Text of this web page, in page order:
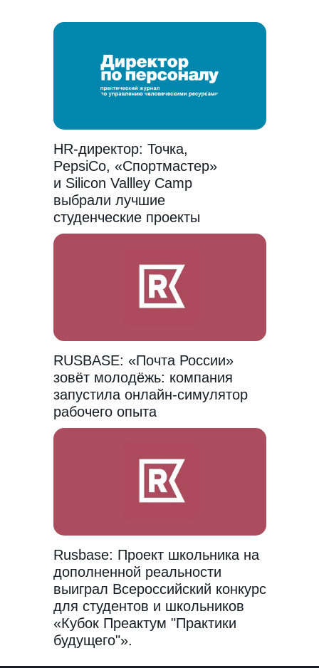
HR-директор: Точка,
PepsiCo, «Спортмастер»
и Silicon Vallley Camp
выбрали лучшие
студенческие проекты
RUSBASE: «Почта России»
зовёт молодёжь: компания
запустила онлайн-симулятор
рабочего опыта
Rusbase: Проект школьника на
дополненной реальности
выиграл Всероссийский конкурс
для студентов и школьников
«Кубок Преактум "Практики
будущего"».